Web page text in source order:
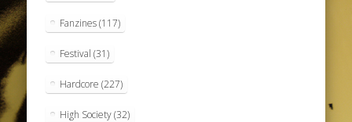
Fanzines(117)
Festival (31)
Hardcore (227)
High Society(32)